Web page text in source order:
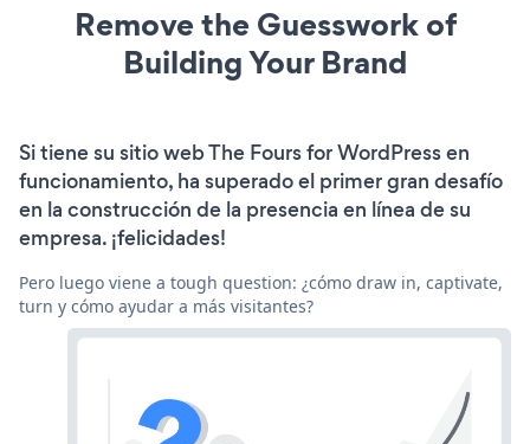
Remove the Guesswork of
Building Your Brand
Si tiene su sitio web The Fours for WordPress en
funcionamiento, ha superado el primer gran desafío
en la construcción de la presencia en línea de su
empresa. ¡felicidades!
Pero luego viene a tough question: ¿cómo draw in, captivate,
turn y cómo ayudar a más visitantes?